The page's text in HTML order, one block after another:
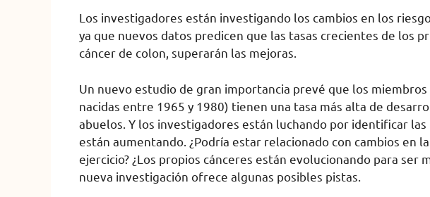
Los investigadores están investigando los cambios en los
ya que nuevos datos predicen que las tasas crecientes de los
cáncer de colon, superarán las mejoras.
Un nuevo estudio de gran importancia prevé que los miembros
nacidas entre 1965 y 1980) tienen una tasa más alta de
abuelos. Y los investigadores están luchando por identificar las
están aumentando. ¿Podría estar relacionado con cambios en
ejercicio? ¿Los propios cánceres están evolucionando para ser
nueva investigación ofrece algunas posibles pistas.